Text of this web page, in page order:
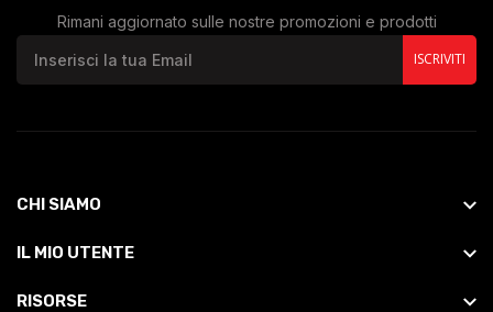
Rimani aggiornato sulle nostre promozioni e prodotti
ISCRIVITI
CHI SIAMO
IL MIO UTENTE
RISORSE